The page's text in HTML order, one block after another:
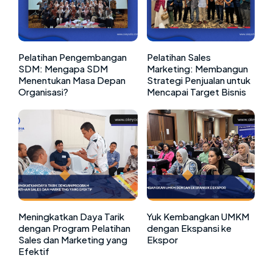
Pelatihan Pengembangan
SDM: Mengapa SDM
Menentukan Masa Depan
Organisasi?
Pelatihan Sales
Marketing: Membangun
Strategi Penjualan untuk
Mencapai Target Bisnis
Meningkatkan Daya Tarik
dengan Program Pelatihan
Sales dan Marketing yang
Efektif
Yuk Kembangkan UMKM
dengan Ekspansi ke
Ekspor